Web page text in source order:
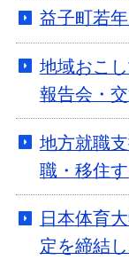
益子町若
地域おこ
報告会・
地方就職
職・移住
日本体育
定を締結